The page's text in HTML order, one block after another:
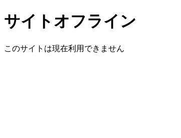
サイトオフライン
このサイトは現在利用できません